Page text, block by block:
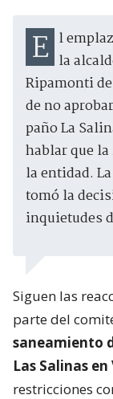
El emplazamiento al Gobierno que realizó la
Ripamonti
de no
paño La
hablar que
la entidad.
tomó la
inquietudes
Siguen las
parte del
saneamiento
Las Salinas
restricciones